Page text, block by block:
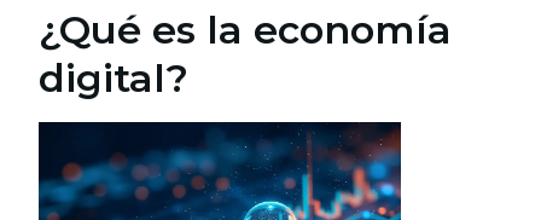
¿Qué es la economía
digital?